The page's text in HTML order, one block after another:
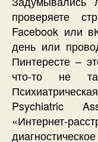
проверяете
Facebook или
день или
Пинтересте –
что-то не
Psychiatric